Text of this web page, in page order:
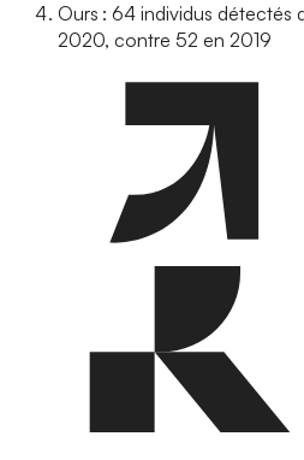
Ours : 64 individus détectés
2020, contre 52 en 2019